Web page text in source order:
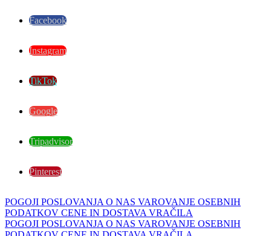
Facebook
Instagram
TikTok
Google
Tripadvisor
Pinterest
POGOJI POSLOVANJA O NAS VAROVANJE OSEBNIH
PODATKOV CENE IN DOSTAVA VRAČILA
POGOJI POSLOVANJA O NAS VAROVANJE OSEBNIH